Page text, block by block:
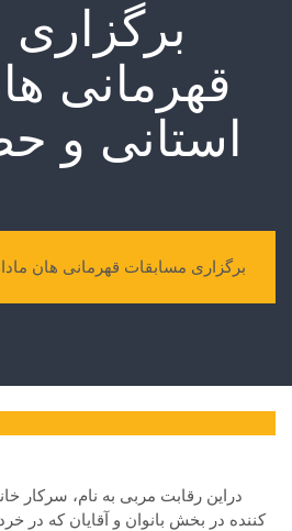
قهرمانی
استانی و
برگزاری مسابقات قهرمانی هان
دراین رقابت مربی به نام، سرکار
کننده در بخش بانوان و آقایان که در